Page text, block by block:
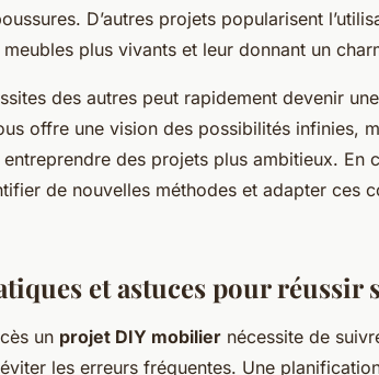
D’autres projets popularisent
plus vivants et leur donnant un
des autres peut rapidement devenir
offre une vision des possibilités infinies,
des projets plus ambitieux. En
de nouvelles méthodes et adapter ces
et astuces pour réussir
un projet DIY mobilier nécessite de
les erreurs fréquentes. Une